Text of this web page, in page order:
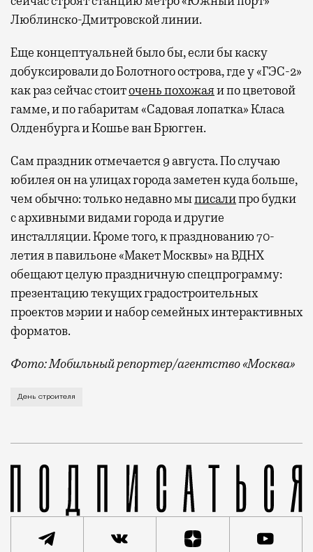
Люблинско-Дмитровской линии.
Еще концептуальней было бы, если бы каску
добуксировали до Болотного острова, где у «ГЭС-2»
как раз сейчас стоиточень похожаяи по цветовой
гамме, и по габаритам «Садовая лопатка» Класа
Олденбурга и Кошье ван Брюгген.
Сам праздник отмечается 9 августа. По случаю
юбилея он на улицах города заметен куда больше,
чем обычно: только недавно мыписалипро будки
с архивными видами города и другие
инсталляции. Кроме того, к празднованию 70-
летия в павильоне «Макет Москвы» на ВДНХ
обещают целую праздничную спецпрограмму:
презентацию текущих градостроительных
проектов мэрии и набор семейных интерактивных
форматов.
Фото: Мобильный репортер/агентство «Москва»
Это каска в фирменных цветах департамента
День строителя